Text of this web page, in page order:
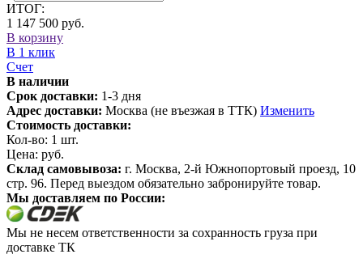
ИТОГ:
1 147 500 руб.
В корзину
В 1 клик
Счет
В наличии
Срок доставки: 1-3 дня
Адрес доставки: Москва (не въезжая в ТТК) Изменить
Стоимость доставки:
Кол-во: 1 шт.
Цена: руб.
Склад самовывоза: г. Москва, 2-й Южнопортовый проезд, 10
стр. 96. Перед выездом обязательно забронируйте товар.
Мы доставляем по России:
Мы не несем ответственности за сохранность груза при
доставке ТК